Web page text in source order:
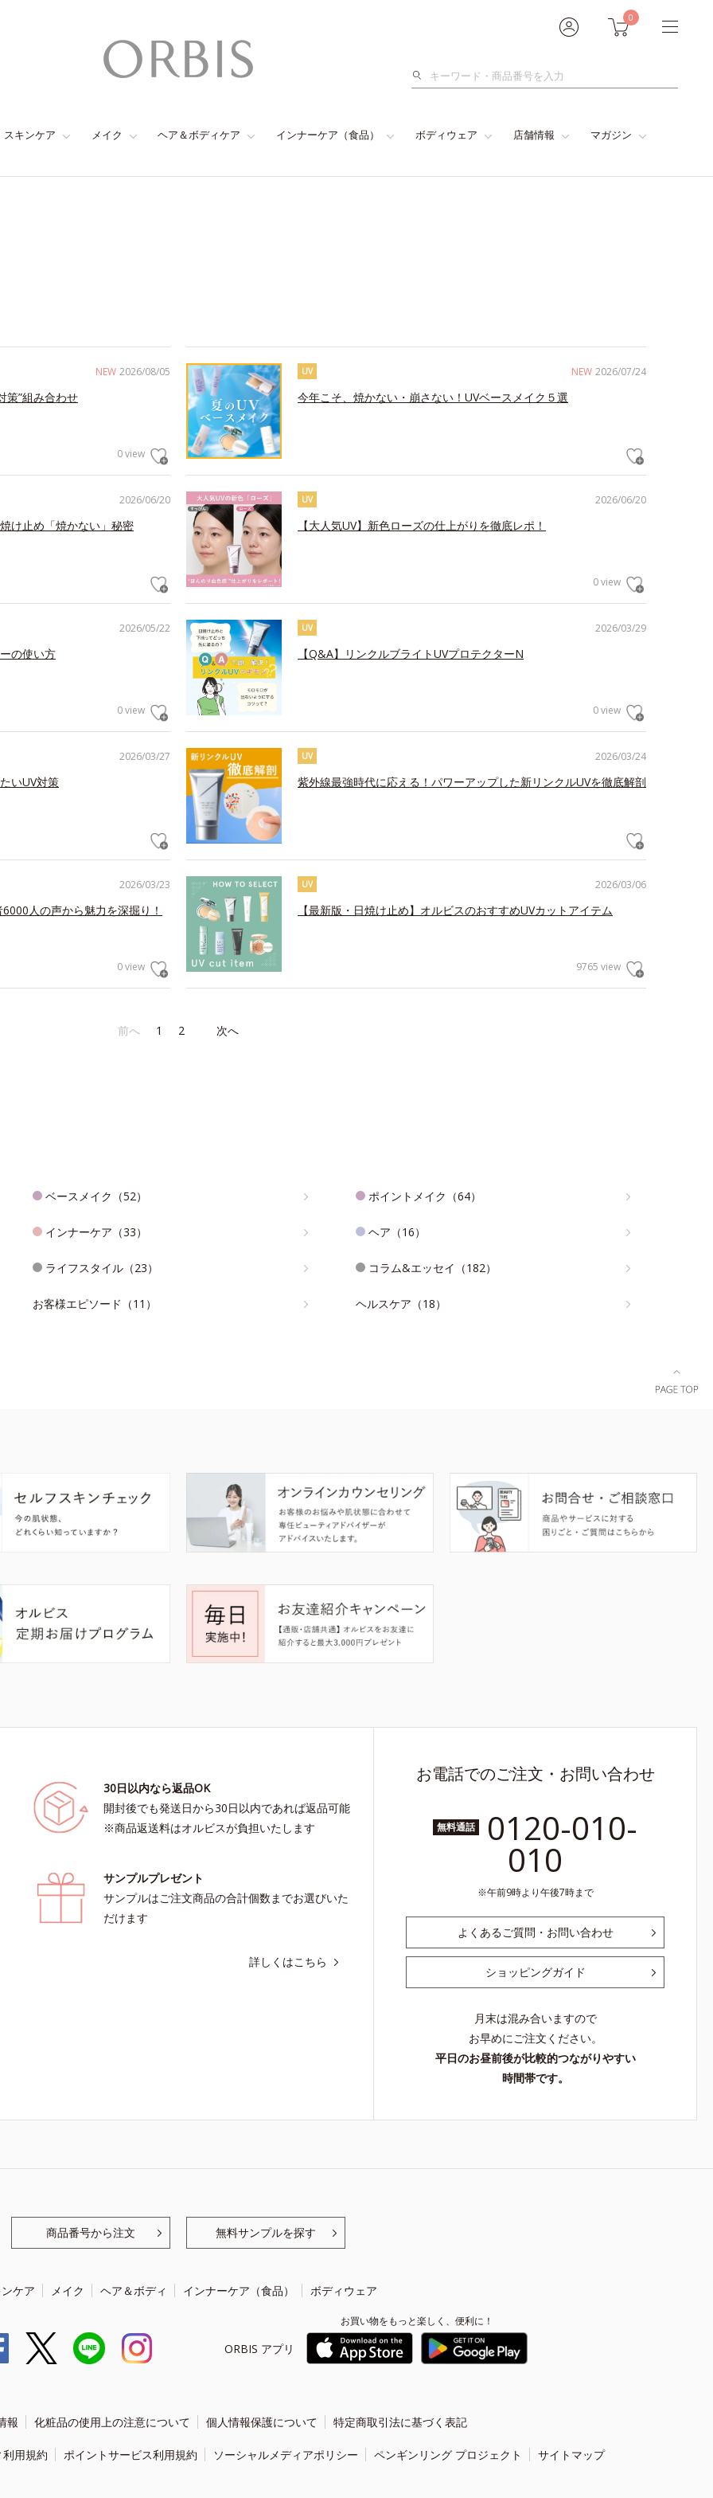
0
検
スキンケア メイク ヘア＆ボディケア インナーケア（食品） ボディウェア 店舗情報 マガジン
NEW 2026/08/05
策”組み合わせ
0 view
NEW 2026/07/24
UV
今年こそ、焼かない・崩さない！UVベースメイク５選
2026/06/20
け止め「焼かない」秘密
2026/06/20
UV
【大人気UV】新色ローズの仕上がりを徹底レポ！
0 view
2026/05/22
の使い方
0 view
2026/03/29
UV
【Q&A】リンクルブライトUVプロテクターN
0 view
2026/03/27
いUV対策
2026/03/24
UV
紫外線最強時代に応える！パワーアップした新リンクルUVを徹底解剖
2026/03/23
人の声から魅力を深掘り！
0 view
2026/03/06
UV
【最新版・日焼け止め】オルビスのおすすめUVカットアイテム
9765 view
前へ 1 2 次へ
ベースメイク（52） ポイントメイク（64）
インナーケア（33） ヘア（16）
ライフスタイル（23） コラム&エッセイ（182）
お客様エピソード（11） ヘルスケア（18）
30日以内なら返品OK
開封後でも発送日から30日以内であれば返品可能
※商品返送料はオルビスが負担いたします
サンプルプレゼント
サンプルはご注文商品の合計個数までお選びいた
だけます
詳しくはこちら
お電話でのご注文・お問い合わせ
無料通話 0120-010-
010
午前9時より午後7時まで
よくあるご質問・お問い合わせ
ショッピングガイド
月末は混み合いますので
お早めにご注文ください。
平日のお昼前後が比較的つながりやすい
時間帯です。
商品番号から注文 無料サンプルを探す
ケア メイク ヘア＆ボディ インナーケア（食品） ボディウェア
ORBIS アプリ
お買い物をもっと楽しく、便利に！
報 化粧品の使用上の注意について 個人情報保護について 特定商取引法に基づく表記
用規約 ポイントサービス利用規約 ソーシャルメディアポリシー ペンギンリング プロジェクト サイトマップ